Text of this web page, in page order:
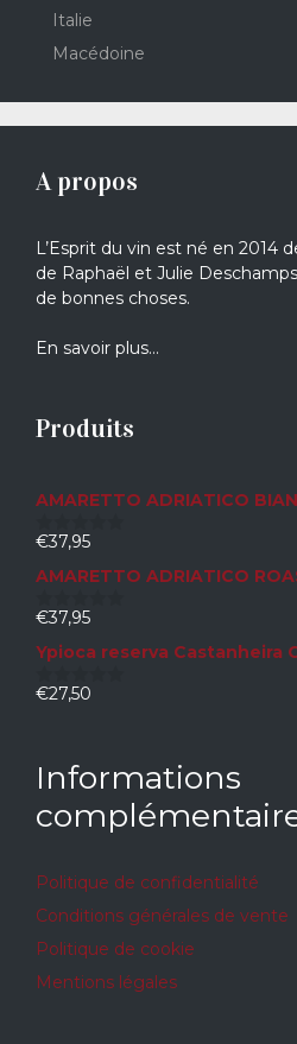
Italie
Macédoine
A propos
L’Esprit du vin est né en 2014
de Raphaël et Julie
de bonnes choses.
En savoir plus…
Produits
AMARETTO ADRIATICO
0
5
€37,95
AMARETTO ADRIATICO
0
5
€37,95
Ypioca reserva Castanheira
0
€27,50
Informations
Politique de confidentialité
Conditions générales de vente
Politique de cookie
Mentions légales